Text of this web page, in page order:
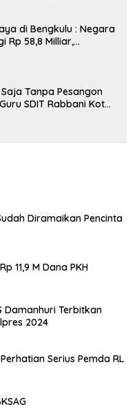
di Bengkulu : Negara
Rp 58,8 Milliar,
Tanpa Pesangon
SDIT Rabbani Kota
Diramaikan Pencinta
11,9 M Dana PKH
Damanhuri Terbitkan
2024
Serius Pemda RL